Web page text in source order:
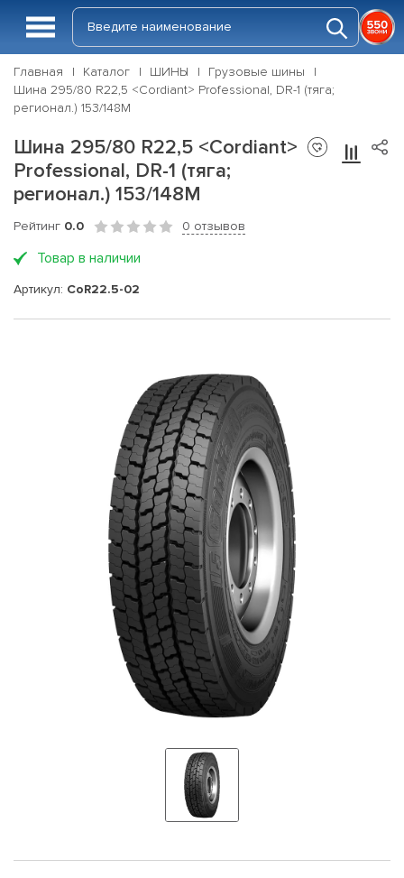
Главная Каталог ШИНЫ
Грузовые шины
Шина 295/80 R22,5 <Cordiant> Professional, DR-1 (тяга;
регионал.) 153/148M
Шина 295/80 R22,5 <Cordiant>
Professional, DR-1 (тяга;
регионал.) 153/148M
Рейтинг 0.0 0 отзывов
Товар в наличии
Артикул: CoR22.5-02